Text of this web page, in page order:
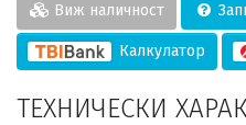
Виж наличност
Калкулатор
ТЕХНИЧЕСКИ